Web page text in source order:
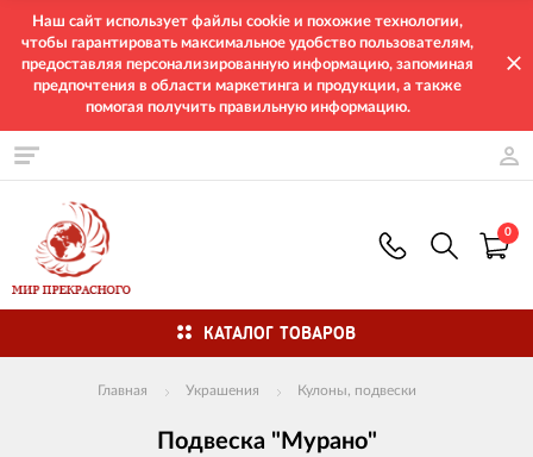
Наш сайт использует файлы cookie и похожие технологии,
чтобы гарантировать максимальное удобство пользователям,
предоставляя персонализированную информацию, запоминая
предпочтения в области маркетинга и продукции, а также
помогая получить правильную информацию.
0
КАТАЛОГ ТОВАРОВ
Главная Украшения Кулоны, подвески
Подвеска "Мурано"